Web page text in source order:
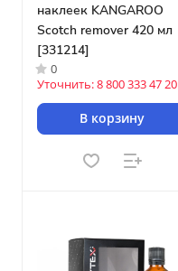
наклеек KANGAROO
Scotch remover 420 мл
[331214]
0
Уточнить: 8 800 333 47 20
В корзину